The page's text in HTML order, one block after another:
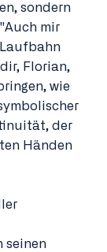
sondern
mir
Florian,
wie
der
Händen
seinen